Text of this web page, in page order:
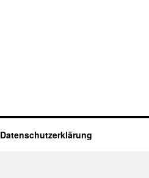
Datenschutzerklärung